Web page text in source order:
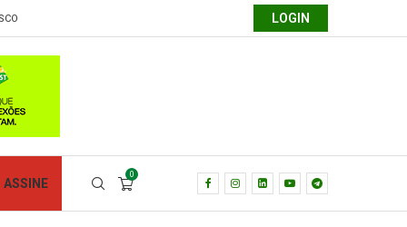
LOGIN
ASSINE
0